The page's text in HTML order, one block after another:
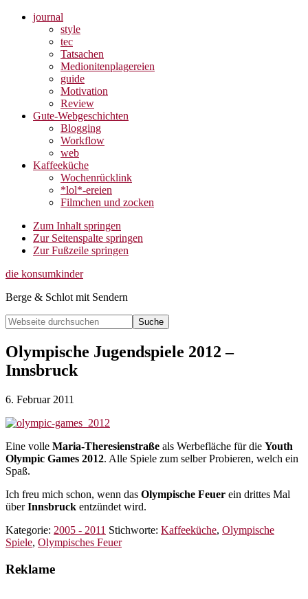
journal
style
tec
Tatsachen
Medionitenplagereien
guide
Motivation
Review
Gute-Webgeschichten
Blogging
Workflow
web
Kaffeeküche
Wochenrücklink
*lol*-ereien
Filmchen und zocken
Zum Inhalt springen
Zur Seitenspalte springen
Zur Fußzeile springen
die konsumkinder
Berge & Schlot mit Sendern
Webseite
durchsuchen
Search
Olympische Jugendspiele 2012 –
Innsbruck
6. Februar 2011
Eine volle Maria-Theresienstraße als Werbefläche für die Youth
Olympic Games 2012. Alle Spiele zum selber Probieren, welch ein
Spaß.
Ich freu mich schon, wenn das Olympische Feuer ein drittes Mal
überInnsbruck entzündet wird.
Kategorie: 2005 - 2011 Stichworte: Kaffeeküche, Olympische
Spiele, Olympisches Feuer
Reklame